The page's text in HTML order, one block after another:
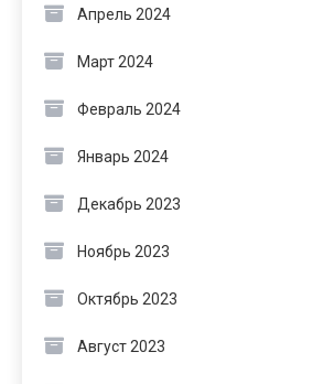
Апрель 2024
Март 2024
Февраль 2024
Январь 2024
Декабрь 2023
Ноябрь 2023
Октябрь 2023
Август 2023